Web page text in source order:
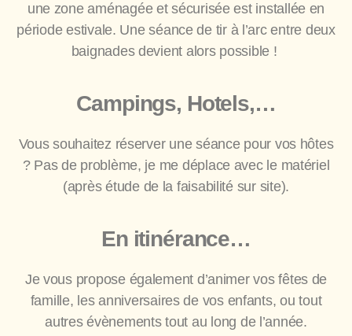
une zone aménagée et sécurisée est installée en
période estivale. Une séance de tir à l’arc entre deux
baignades devient alors possible !
Campings, Hotels,…
Vous souhaitez réserver une séance pour vos hôtes
? Pas de problème, je me déplace avec le matériel
(après étude de la faisabilité sur site).
En itinérance…
Je vous propose également d’animer vos fêtes de
famille, les anniversaires de vos enfants, ou tout
autres évènements tout au long de l’année.